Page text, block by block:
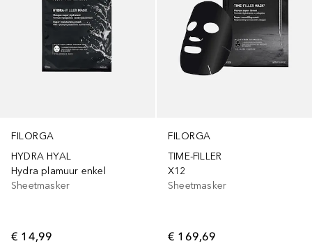
FILORGA
HYDRA HYAL
Hydra plamuur enkel
Sheetmasker
€ 14,99
FILORGA
TIME-FILLER
X12
Sheetmasker
€ 169,69